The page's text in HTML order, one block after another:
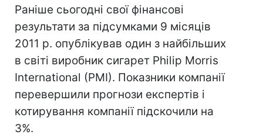
Раніше сьогодні свої фінансові
результати за підсумками 9 місяців
2011 р. опублікував один з найбільших
в світі виробник сигарет Philip Morris
International (PMI). Показники компанії
перевершили прогнози експертів і
котирування компанії підскочили на
3%.